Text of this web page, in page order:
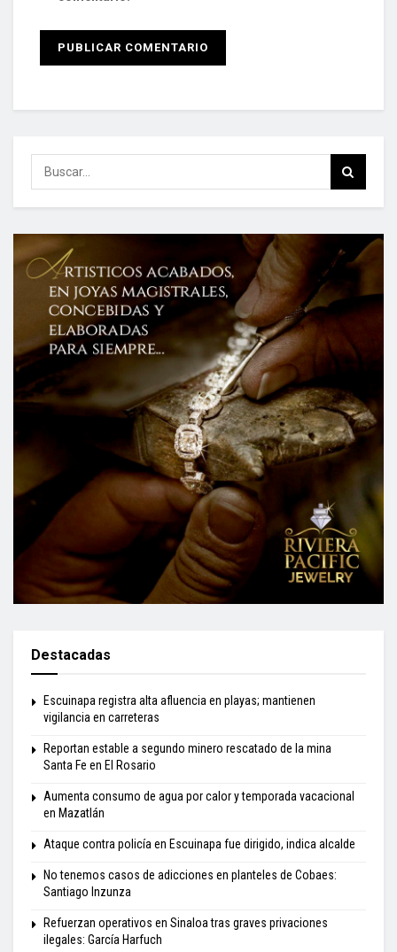
Destacadas
Escuinapa registra alta afluencia en playas; mantienen
vigilancia en carreteras
Reportan estable a segundo minero rescatado de la mina
Santa Fe en El Rosario
Aumenta consumo de agua por calor y temporada vacacional
en Mazatlán
Ataque contra policía en Escuinapa fue dirigido, indica alcalde
No tenemos casos de adicciones en planteles de Cobaes:
Santiago Inzunza
Refuerzan operativos en Sinaloa tras graves privaciones
ilegales: García Harfuch